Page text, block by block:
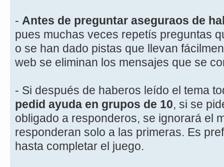
- Antes de preguntar aseguraos de
pues muchas veces repetís preguntas
o se han dado pistas que llevan
web se eliminan los mensajes que se
- Si después de haberos leído el tema
pedid ayuda en grupos de 10, si se
obligado a responderos, se ignorará el
responderan solo a las primeras. Es
hasta completar el juego.